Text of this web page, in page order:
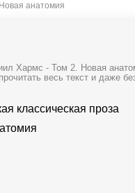
анатомия
Хармс - Том 2. Новая
весь текст и даже
классическая проза